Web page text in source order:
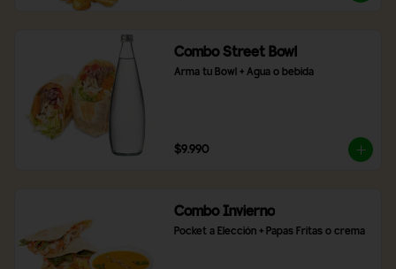
Combo Street Bowl
Arma tu Bowl + Agua o bebida
$9.990
Combo Invierno
Pocket a Elección + Papas Fritas o crema